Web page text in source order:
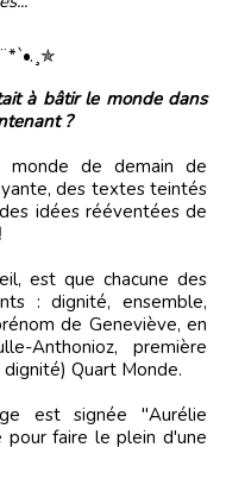
?
monde de demain de
des textes teintés
idées rééventées de
est que chacune des
: dignité, ensemble,
de Geneviève, en
Anthonioz, première
Quart Monde.
est signée "Aurélie
faire le plein d'une